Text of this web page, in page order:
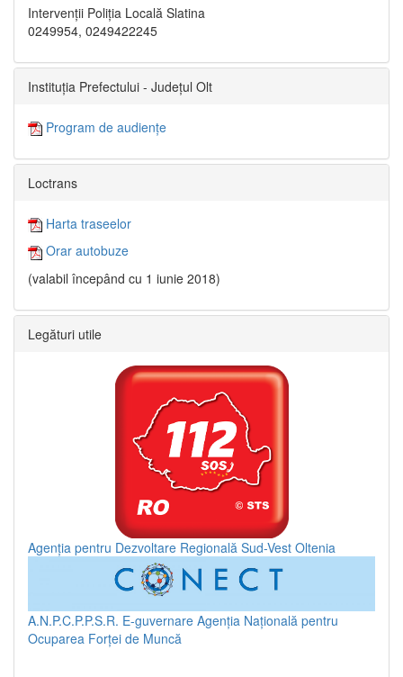
Intervenții Poliția Locală Slatina
0249954, 0249422245
Instituția Prefectului - Județul Olt
Program de audiențe
Loctrans
Harta traseelor
Orar autobuze
(valabil începând cu 1 iunie 2018)
Legături utile
Agenția pentru Dezvoltare Regională Sud-Vest Oltenia
A.N.P.C.P.P.S.R. E-guvernare Agenția Națională pentru
Ocuparea Forței de Muncă